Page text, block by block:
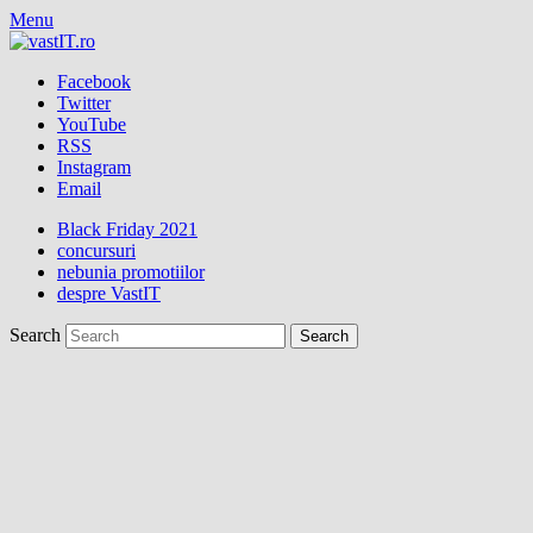
Menu
Facebook
Twitter
YouTube
RSS
Instagram
Email
Black Friday 2021
concursuri
nebunia promotiilor
despre VastIT
Search